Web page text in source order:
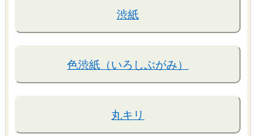
渋紙
色渋紙（いろしぶがみ）
丸キリ